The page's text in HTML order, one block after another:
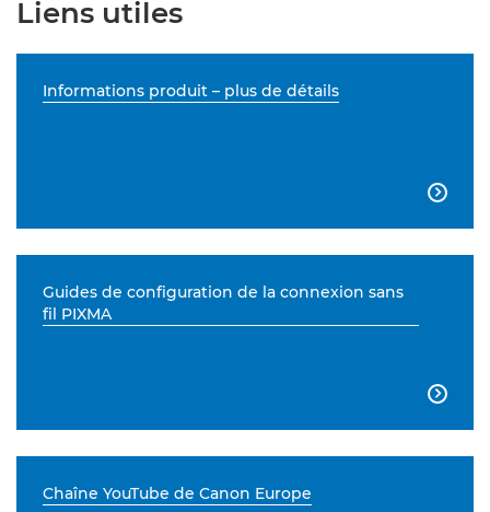
Liens utiles
Informations produit – plus de détails

Guides de configuration de la connexion sans
fil PIXMA

Chaîne YouTube de Canon Europe